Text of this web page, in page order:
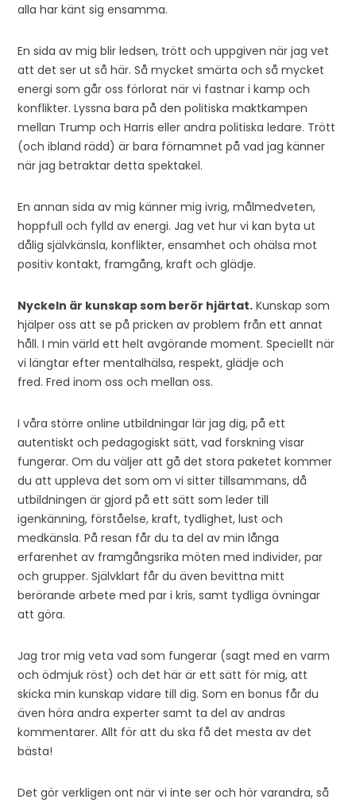
alla har känt sig ensamma.
En sida av mig blir ledsen, trött och uppgiven när jag vet
att det ser ut så här. Så mycket smärta och så mycket
energi som går oss förlorat när vi fastnar i kamp och
konflikter. Lyssna bara på den politiska maktkampen
mellan Trump och Harris eller andra politiska ledare. Trött
(och ibland rädd) är bara förnamnet på vad jag känner
när jag betraktar detta spektakel.
En annan sida av mig känner mig ivrig, målmedveten,
hoppfull och fylld av energi. Jag vet hur vi kan byta ut
dålig självkänsla, konflikter, ensamhet och ohälsa mot
positiv kontakt, framgång, kraft och glädje.
Nyckeln är kunskap som berör hjärtat. Kunskap som
hjälper oss att se på pricken av problem från ett annat
håll. I min värld ett helt avgörande moment. Speciellt när
vi längtar efter mentalhälsa, respekt, glädje och
fred. Fred inom oss och mellan oss.
I våra större online utbildningar lär jag dig, på ett
autentiskt och pedagogiskt sätt, vad forskning visar
fungerar. Om du väljer att gå det stora paketet kommer
du att uppleva det som om vi sitter tillsammans, då
utbildningen är gjord på ett sätt som leder till
igenkänning, förståelse, kraft, tydlighet, lust och
medkänsla. På resan får du ta del av min långa
erfarenhet av framgångsrika möten med individer, par
och grupper. Självklart får du även bevittna mitt
berörande arbete med par i kris, samt tydliga övningar
att göra.
Jag tror mig veta vad som fungerar (sagt med en varm
och ödmjuk röst) och det här är ett sätt för mig, att
skicka min kunskap vidare till dig. Som en bonus får du
även höra andra experter samt ta del av andras
kommentarer. Allt för att du ska få det mesta av det
bästa!
Det gör verkligen ont när vi inte ser och hör varandra, så